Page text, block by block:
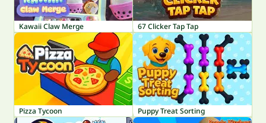
Kawaii Claw Merge 67 Clicker Tap Tap
Pizza Tycoon Puppy Treat Sorting